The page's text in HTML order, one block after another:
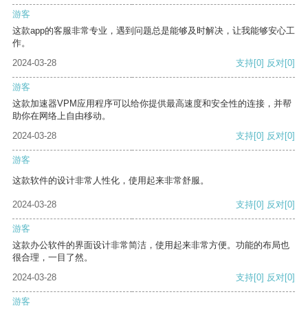
游客
这款app的客服非常专业，遇到问题总是能够及时解决，让我能够安心工
作。
2024-03-28
支持[0] 反对[0]
游客
这款加速器VPM应用程序可以给你提供最高速度和安全性的连接，并帮
助你在网络上自由移动。
2024-03-28
支持[0] 反对[0]
游客
这款软件的设计非常人性化，使用起来非常舒服。
2024-03-28 支持[0] 反对[0]
游客
这款办公软件的界面设计非常简洁，使用起来非常方便。功能的布局也
很合理，一目了然。
2024-03-28
支持[0] 反对[0]
游客